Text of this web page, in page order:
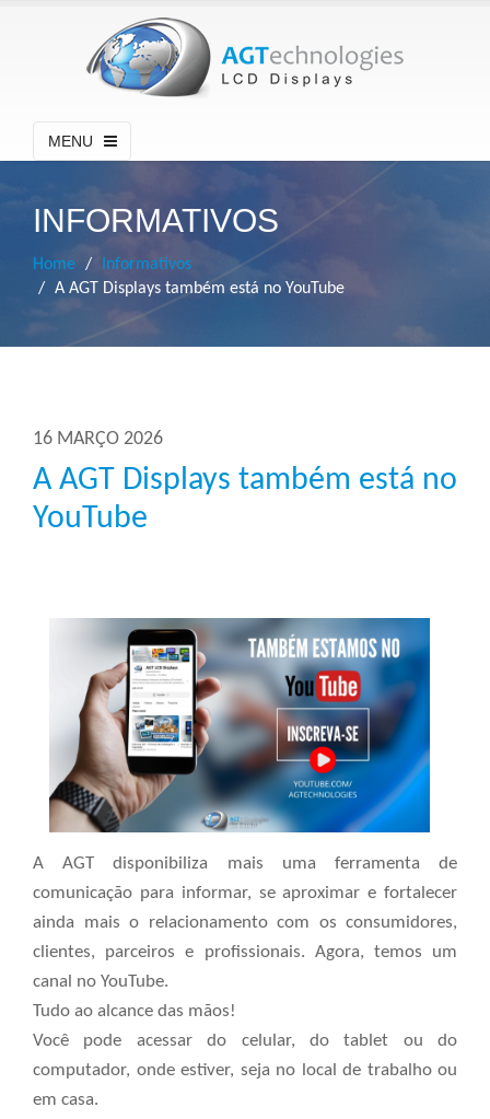
MENU
INFORMATIVOS
Home
Informativos
A AGT Displays também está no YouTube
16 MARÇO 2026
A AGT Displays também está no
YouTube
A AGT disponibiliza mais uma ferramenta de
comunicação para informar, se aproximar e fortalecer
ainda mais o relacionamento com os consumidores,
clientes, parceiros e profissionais. Agora, temos um
canal no YouTube.
Tudo ao alcance das mãos!
Você pode acessar do celular, do tablet ou do
computador, onde estiver, seja no local de trabalho ou
em casa.